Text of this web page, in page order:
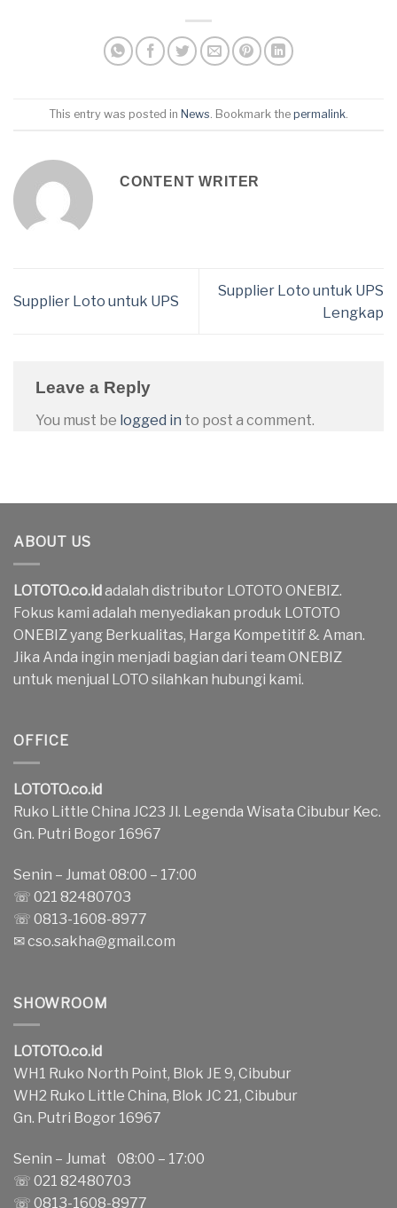
This entry was posted in News . Bookmark the permalink
CONTENT WRITER
Supplier Loto untuk UPS
Supplier Loto untuk UPS
Lengkap
Leave a Reply
You must be logged in to post a comment.
ABOUT US
LOTOTO.co.idadalah distributor LOTOTO ONEBIZ.
Fokus kami adalah menyediakan produk LOTOTO
ONEBIZ yang Berkualitas, Harga Kompetitif & Aman.
Jika Anda ingin menjadi bagian dari team ONEBIZ
untuk menjual LOTO silahkan hubungi kami.
OFFICE
LOTOTO.co.id
Ruko Little China JC23 Jl. Legenda Wisata Cibubur Kec.
Gn. Putri Bogor 16967
Senin – Jumat 08:00 – 17:00
☏ 021 82480703
☏ 0813-1608-8977
✉cso.sakha@gmail.com
SHOWROOM
LOTOTO.co.id
WH1 Ruko North Point, Blok JE 9, Cibubur
WH2 Ruko Little China, Blok JC 21, Cibubur
Gn. Putri Bogor 16967
Senin – Jumat 08:00 – 17:00
☏ 021 82480703
☏ 0813-1608-8977